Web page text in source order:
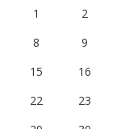
1
2
8
9
15
16
22
23